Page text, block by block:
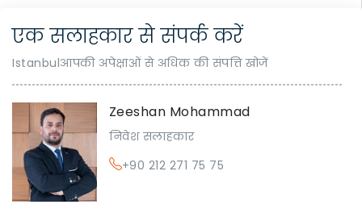
एक सलाहकार से संपर्क करें
Istanbulआपकी अपेक्षाओं से अधिक की संपत्ति खोजें
Zeeshan Mohammad
निवेश सलाहकार
+90 212 271 75 75